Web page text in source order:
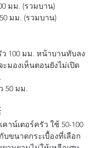
มม. (รวมบาน)
มม. (รวมบาน)
ว 100 มม. หน้าบานทับลง
ะมองเห็นตอนยังไม่เปิด
50 มม.
าน์เตอร์ครัว ใช้ 50-100
บขนาดกระเบื้องที่เลือก